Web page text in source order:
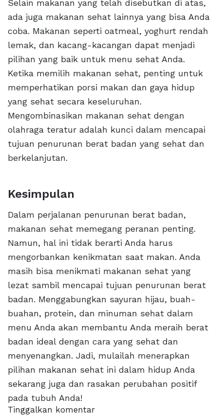
Selain makanan yang telah disebutkan di atas,
ada juga makanan sehat lainnya yang bisa Anda
coba. Makanan seperti oatmeal, yoghurt rendah
lemak, dan kacang-kacangan dapat menjadi
pilihan yang baik untuk menu sehat Anda.
Ketika memilih makanan sehat, penting untuk
memperhatikan porsi makan dan gaya hidup
yang sehat secara keseluruhan.
Mengombinasikan makanan sehat dengan
olahraga teratur adalah kunci dalam mencapai
tujuan penurunan berat badan yang sehat dan
berkelanjutan.
Kesimpulan
Dalam perjalanan penurunan berat badan,
makanan sehat memegang peranan penting.
Namun, hal ini tidak berarti Anda harus
mengorbankan kenikmatan saat makan. Anda
masih bisa menikmati makanan sehat yang
lezat sambil mencapai tujuan penurunan berat
badan. Menggabungkan sayuran hijau, buah-
buahan, protein, dan minuman sehat dalam
menu Anda akan membantu Anda meraih berat
badan ideal dengan cara yang sehat dan
menyenangkan. Jadi, mulailah menerapkan
pilihan makanan sehat ini dalam hidup Anda
sekarang juga dan rasakan perubahan positif
pada tubuh Anda!
Tinggalkan komentar